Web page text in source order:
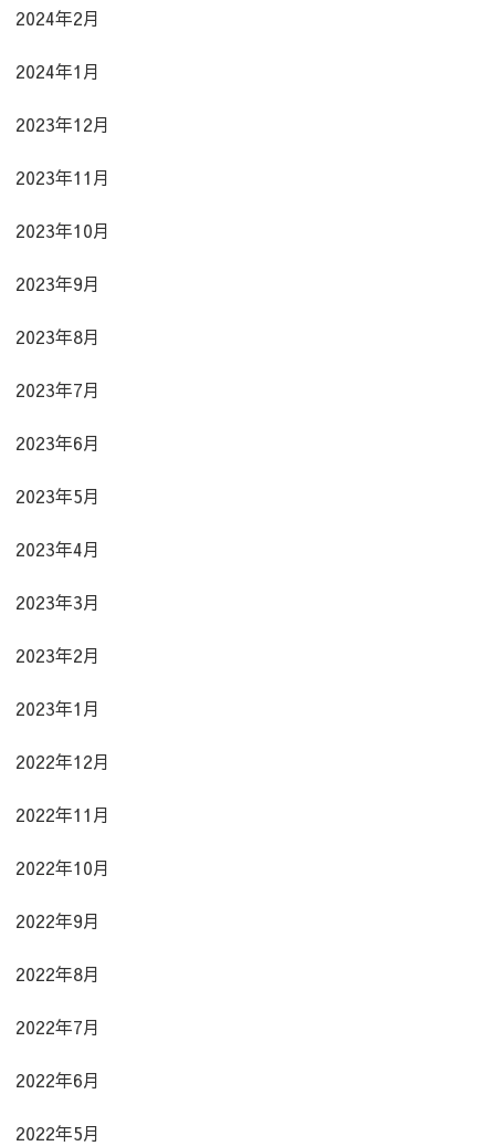
2024年2月
2024年1月
2023年12月
2023年11月
2023年10月
2023年9月
2023年8月
2023年7月
2023年6月
2023年5月
2023年4月
2023年3月
2023年2月
2023年1月
2022年12月
2022年11月
2022年10月
2022年9月
2022年8月
2022年7月
2022年6月
2022年5月